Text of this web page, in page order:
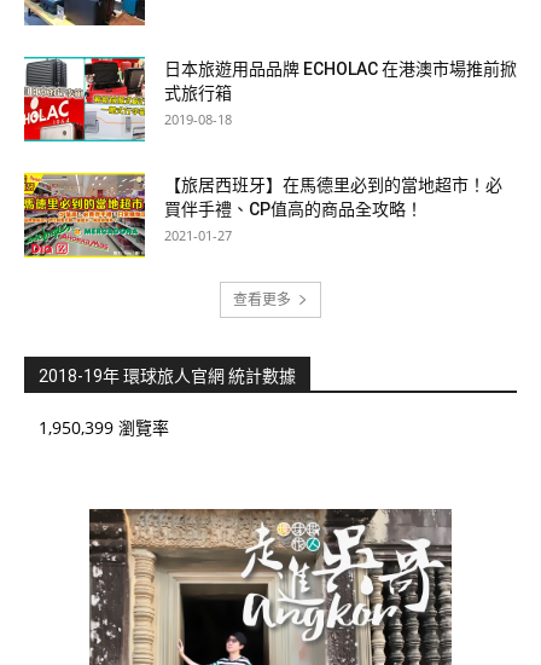
日本旅遊用品品牌 ECHOLAC 在港澳市場推前掀
式旅行箱
2019-08-18
【旅居西班牙】在馬德里必到的當地超市！必
買伴手禮、CP值高的商品全攻略！
2021-01-27
查看更多
2018-19年 環球旅人官網 統計數據
1,950,399 瀏覽率